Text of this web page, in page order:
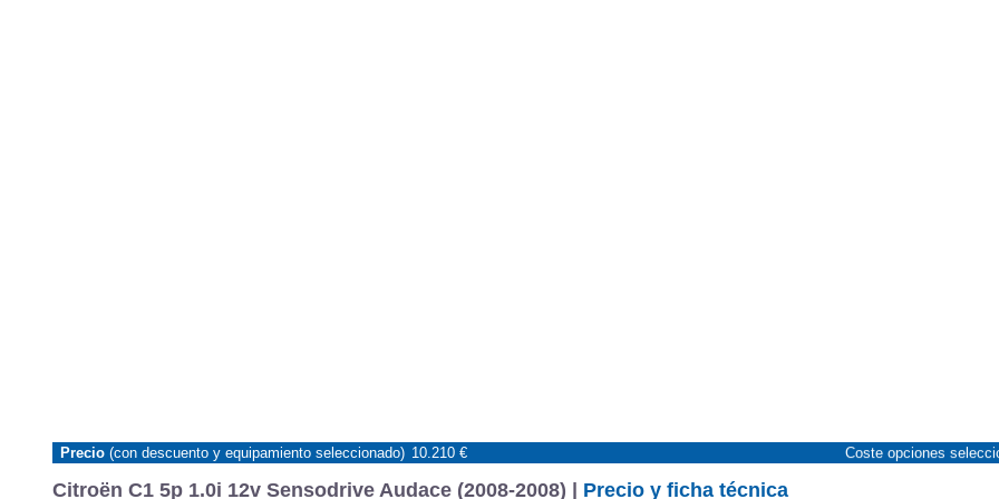
Citroën C1 5p 1.0i 12v Sensodrive Audace (2008-2008) | Precio y ficha técnica
Precio (con descuento y equipamiento seleccionado) 10.210 € Coste opciones